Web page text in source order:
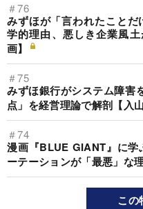
＃76
みずほが「言われたこと
学的理由、悪しき企業風
画】
＃75
みずほ銀行がシステム障害
点」を経営理論で解剖【入
＃74
漫画『BLUE GIANT』に学
ーテーションが「最悪」な
この